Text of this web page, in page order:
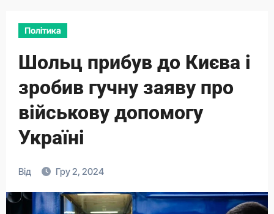
Політика
Шольц прибув до Києва і
зробив гучну заяву про
військову допомогу
Україні
Від Гру 2, 2024